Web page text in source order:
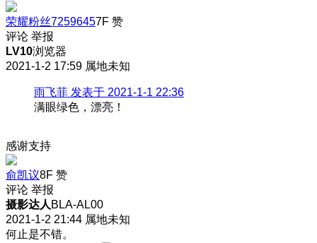
荣耀粉丝72596457F 赞
评论 举报
LV10浏览器
2021-1-2 17:59 属地未知
雨飞菲 发表于 2021-1-1 22:36
满眼绿色，漂亮！
感谢支持
俞凯议8F 赞
评论 举报
摄影达人 BLA-AL00
2021-1-2 21:44 属地未知
何止是不错。